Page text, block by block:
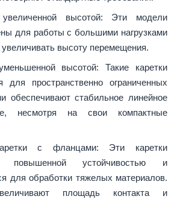
высотой: Эти модели
для работы с большими нагрузками
высоту перемещения.
высотой: Такие каретки
для пространственно ограниченных
обеспечивают стабильное линейное
несмотря на свои компактные
с фланцами: Эти каретки
повышенной устойчивостью и
для обработки тяжелых материалов.
площадь контакта и